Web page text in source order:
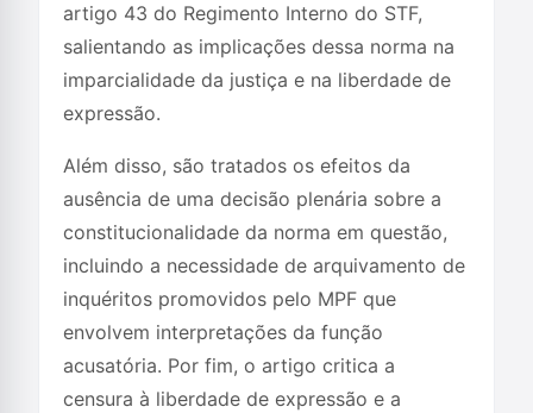
artigo 43 do Regimento Interno do STF,
salientando as implicações dessa norma na
imparcialidade da justiça e na liberdade de
expressão.
Além disso, são tratados os efeitos da
ausência de uma decisão plenária sobre a
constitucionalidade da norma em questão,
incluindo a necessidade de arquivamento de
inquéritos promovidos pelo MPF que
envolvem interpretações da função
acusatória. Por fim, o artigo critica a
censura à liberdade de expressão e a